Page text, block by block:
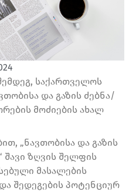
საქართველოს
და გაზის ძებნა/
მოძიების ახალ
„ნავთობისა და გაზის
შავი ზღვის შელფის
მასალების
შედეგების პოტენციურ